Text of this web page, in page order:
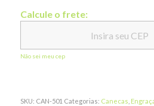
Calcule o frete:
Não sei meu cep
SKU: CAN-501 Categorias: Canecas